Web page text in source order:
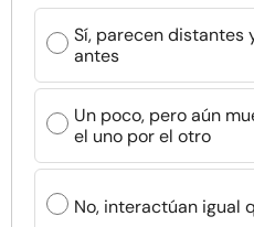
Sí, parecen distantes
antes
Un poco, pero aún
el uno por el otro
No, interactúan igual